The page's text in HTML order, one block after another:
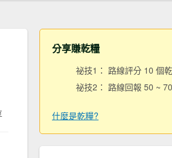
分享賺乾糧
祕技1： 路線評分 10 個
祕技2： 路線回報 50 ~
什麼是乾糧?